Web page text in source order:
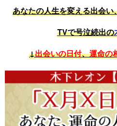
あなたの人生を変える出会い
TVで号泣続出の
↓出会いの日付、運命の